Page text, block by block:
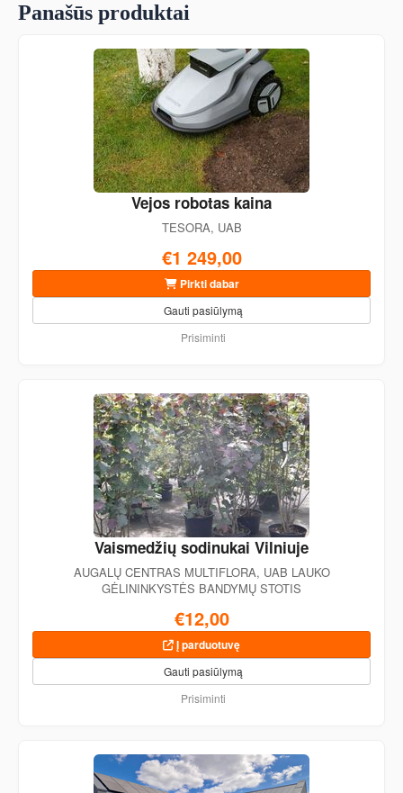
Panašūs produktai
Vejos robotas kaina
TESORA, UAB
€1 249,00
Pirkti dabar
Gauti pasiūlymą
Prisiminti
Vaismedžių sodinukai Vilniuje
AUGALŲ CENTRAS MULTIFLORA, UAB LAUKO
GĖLININKYSTĖS BANDYMŲ STOTIS
€12,00
Į parduotuvę
Gauti pasiūlymą
Prisiminti